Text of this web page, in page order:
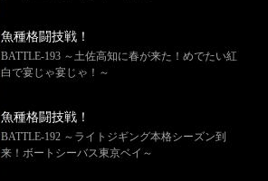
魚種格闘技戦！
BATTLE-193 ～土佐高知に春が来た！めでたい紅
白で宴じゃ宴じゃ！～
魚種格闘技戦！
BATTLE-192 ～ライトジギング本格シーズン到
来！ボートシーバス東京ベイ～